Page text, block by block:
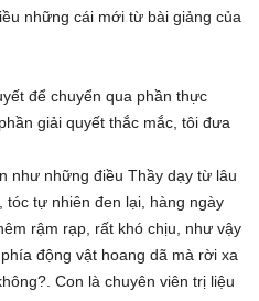
những cái mới từ bài giảng của
để chuyển qua phần thực
giải quyết thắc mắc, tôi đưa
như những điều Thầy dạy từ lâu
tóc tự nhiên đen lại, hàng ngày
rậm rạp, rất khó chịu, như vậy
động vật hoang dã mà rời xa
Con là chuyên viên trị liệu